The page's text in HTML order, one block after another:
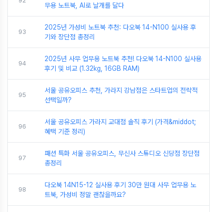
무용 노트북, AI로 날개를 달다
93
2025년 가성비 노트북 추천: 다오북 14-N100 실사용 후
기와 장단점 총정리
94
2025년 사무 업무용 노트북 추천! 다오북 14-N100 실사용
후기 및 비교 (1.32kg, 16GB RAM)
95
서울 공유오피스 추천, 가라지 강남점은 스타트업의 전략적
선택일까?
96
서울 공유오피스 가라지 교대점 솔직 후기 (가격&middot;
혜택 기준 정리)
97
패션 특화 서울 공유오피스, 무신사 스튜디오 신당점 장단점
총정리
98
다오북 14N15-12 실사용 후기 30만 원대 사무 업무용 노
트북, 가성비 정말 괜찮을까요?